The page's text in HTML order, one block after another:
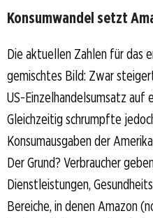
Konsumwandel setzt
Die aktuellen Zahlen für das
gemischtes Bild: Zwar
US-Einzelhandelsumsatz auf
Gleichzeitig schrumpfte
Konsumausgaben der
Der Grund? Verbraucher
Dienstleistungen,
Bereiche, in denen Amazon